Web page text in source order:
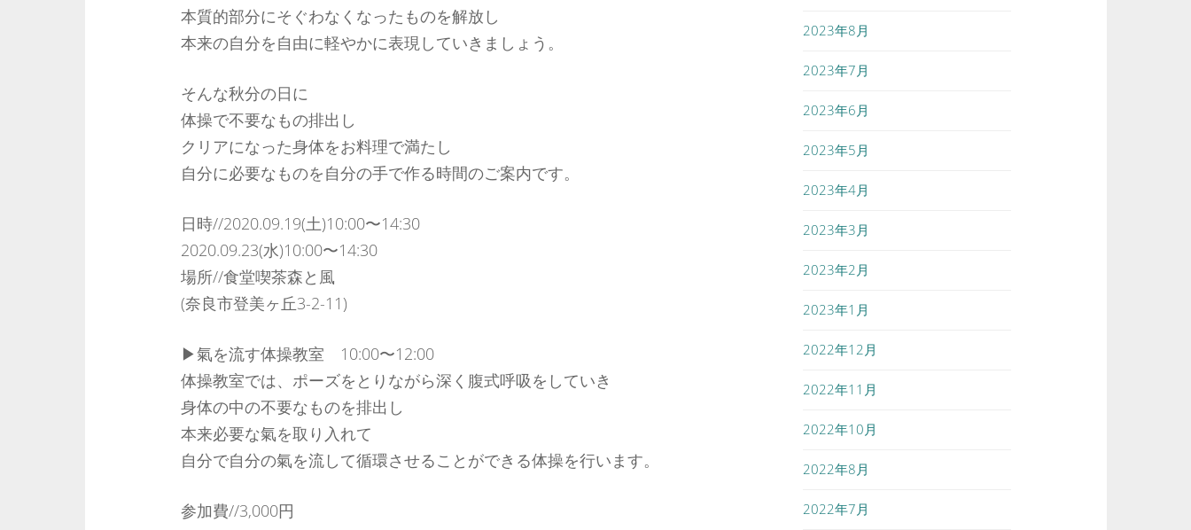
本質的部分にそぐわなくなったものを解放し
本来の自分を自由に軽やかに表現していきましょう。
そんな秋分の日に
体操で不要なもの排出し
クリアになった身体をお料理で満たし
自分に必要なものを自分の手で作る時間のご案内です。
日時//2020.09.19(土)10:00〜14:30
2020.09.23(水)10:00〜14:30
場所//食堂喫茶森と風
(奈良市登美ヶ丘3-2-11)
▶︎氣を流す体操教室 10:00〜12:00
体操教室では、ポーズをとりながら深く腹式呼吸をしていき
身体の中の不要なものを排出し
本来必要な氣を取り入れて
自分で自分の氣を流して循環させることができる体操を行います。
参加費//3,000円
2023年8月
2023年7月
2023年6月
2023年5月
2023年4月
2023年3月
2023年2月
2023年1月
2022年12月
2022年11月
2022年10月
2022年8月
2022年7月